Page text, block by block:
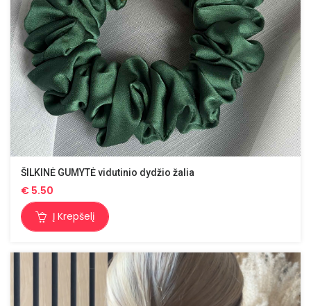
ŠILKINĖ GUMYTĖ vidutinio dydžio žalia
€ 5.50
Į Krepšelį